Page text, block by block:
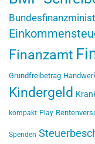
Finanzamt
Grundfreibetrag
Kindergeld
kompakt Play
Spenden